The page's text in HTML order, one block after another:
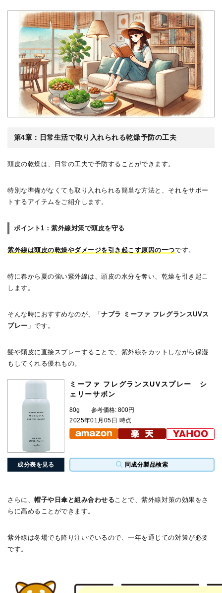
第4章：日常生活で取り入れられる乾燥予防の工夫
頭皮の乾燥は、日常の工夫で予防することができます。
特別な準備がなくても取り入れられる簡単な方法と、それをサポー
トするアイテムをご紹介します。
ポイント1：紫外線対策で頭皮を守る
紫外線は頭皮の乾燥やダメージを引き起こす原因の一つです。
特に春から夏の強い紫外線は、頭皮の水分を奪い、乾燥を引き起こ
します。
そんな時におすすめなのが、「ナプラ ミーファ フレグランスUVス
プレー 」です。
髪や頭皮に直接スプレーすることで、紫外線をカットしながら保湿
もしてくれる優れもの。
成分表を見る 同成分製品検索
ミーファ フレグランスUVスプレー シ
ェリーサボン
80g
参考価格: 800円
2025年01月05日 時点
さらに、帽子や日傘と組み合わせる ことで、紫外線対策の効果をさ
らに高めることができます。
紫外線は冬場でも降り注いでいるので、一年を通じての対策が必要
です。